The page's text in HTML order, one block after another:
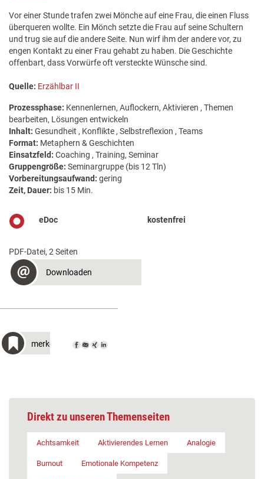
Vor einer Stunde trafen zwei Mönche auf eine Frau, die einen Fluss
überqueren wollte. Ein Mönch setzte die Frau auf seine Schultern
und trug sie auf die andere Seite. Nun wirf ihm der andere vor, zu
engen Kontakt zu einer Frau gehabt zu haben. Die Geschichte
offenbart, dass Vorwürfe oft versteckte Wünsche sind.
Quelle: Erzählbar II
Prozessphase: Kennenlernen, Auflockern, Aktivieren , Themen
bearbeiten, Lösungen entwickeln
Inhalt: Gesundheit , Konflikte , Selbstreflexion , Teams
Format: Metaphern & Geschichten
Einsatzfeld: Coaching , Training, Seminar
Gruppengröße: Seminargruppe (bis 12 Tln)
Vorbereitungsaufwand: gering
Zeit, Dauer: bis 15 Min.
eDoc kostenfrei
PDF-Datei, 2 Seiten
Downloaden
merken
Direkt zu unseren Themenseiten
Achtsamkeit Aktivierendes Lernen Analogie
Burnout Emotionale Kompetenz